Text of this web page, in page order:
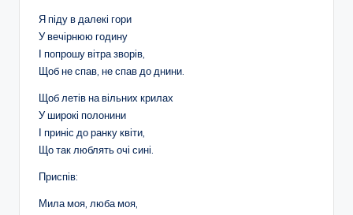
Я піду в далекі гори
У вечірнюю годину
І попрошу вітра зворів,
Щоб не спав, не спав до днини.
Щоб летів на вільних крилах
У широкі полонини
І приніс до ранку квіти,
Що так люблять очі сині.
Приспів:
Мила моя, люба моя,